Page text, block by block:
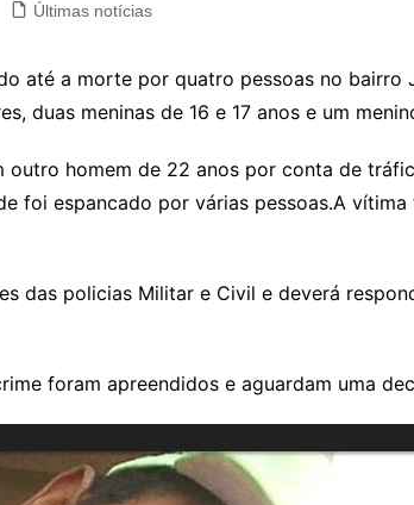
Últimas notícias
até a morte por quatro pessoas no
duas meninas de 16 e 17 anos e um
homem de 22 anos por conta de
foi espancado por várias pessoas.A
das policias Militar e Civil e deverá
foram apreendidos e aguardam uma